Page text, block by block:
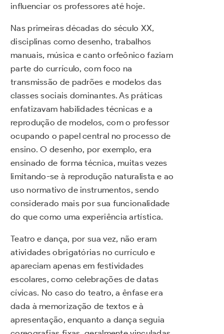
influenciar os professores até hoje.
Nas primeiras décadas do século XX,
disciplinas como desenho, trabalhos
manuais, música e canto orfeônico faziam
parte do currículo, com foco na
transmissão de padrões e modelos das
classes sociais dominantes. As práticas
enfatizavam habilidades técnicas e a
reprodução de modelos, com o professor
ocupando o papel central no processo de
ensino. O desenho, por exemplo, era
ensinado de forma técnica, muitas vezes
limitando-se à reprodução naturalista e ao
uso normativo de instrumentos, sendo
considerado mais por sua funcionalidade
do que como uma experiência artística.
Teatro e dança, por sua vez, não eram
atividades obrigatórias no currículo e
apareciam apenas em festividades
escolares, como celebrações de datas
cívicas. No caso do teatro, a ênfase era
dada à memorização de textos e à
apresentação, enquanto a dança seguia